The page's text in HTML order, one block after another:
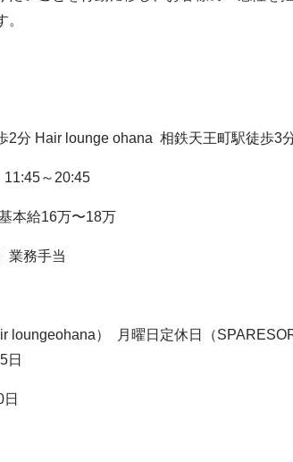
2分 Hair lounge ohana 相鉄天王町駅徒歩3
～20:45
本給16万〜18万
業務手当
loungeohana） 月曜日定休日（
日